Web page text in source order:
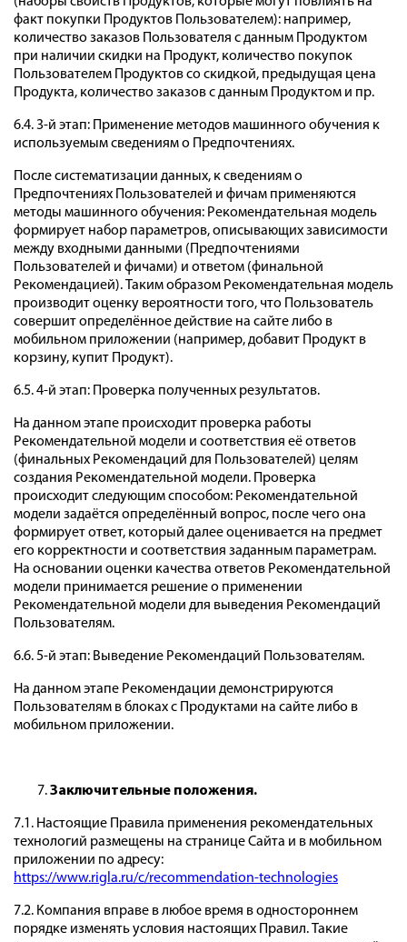
факт покупки Продуктов Пользователем): например,
количество заказов Пользователя с данным Продуктом
при наличии скидки на Продукт, количество покупок
Пользователем Продуктов со скидкой, предыдущая цена
Продукта, количество заказов с данным Продуктом и пр.
6.4. 3-й этап: Применение методов машинного обучения к
используемым сведениям о Предпочтениях.
После систематизации данных, к сведениям о
Предпочтениях Пользователей и фичам применяются
методы машинного обучения: Рекомендательная модель
формирует набор параметров, описывающих зависимости
между входными данными (Предпочтениями
Пользователей и фичами) и ответом (финальной
Рекомендацией). Таким образом Рекомендательная модель
производит оценку вероятности того, что Пользователь
совершит определённое действие на сайте либо в
мобильном приложении (например, добавит Продукт в
корзину, купит Продукт).
6.5. 4-й этап: Проверка полученных результатов.
На данном этапе происходит проверка работы
Рекомендательной модели и соответствия её ответов
(финальных Рекомендаций для Пользователей) целям
создания Рекомендательной модели. Проверка
происходит следующим способом: Рекомендательной
модели задаётся определённый вопрос, после чего она
формирует ответ, который далее оценивается на предмет
его корректности и соответствия заданным параметрам.
На основании оценки качества ответов Рекомендательной
модели принимается решение о применении
Рекомендательной модели для выведения Рекомендаций
Пользователям.
6.6. 5-й этап: Выведение Рекомендаций Пользователям.
На данном этапе Рекомендации демонстрируются
Пользователям в блоках с Продуктами на сайте либо в
мобильном приложении.
Заключительные положения.
7.1. Настоящие Правила применения рекомендательных
технологий размещены на странице Сайта и в мобильном
приложении по адресу:
https://www.rigla.ru/c/recommendation-technologies
7.2. Компания вправе в любое время в одностороннем
порядке изменять условия настоящих Правил. Такие